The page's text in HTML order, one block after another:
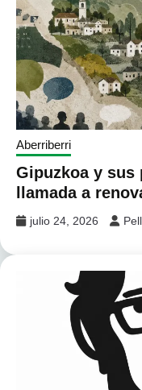
Aberriberri
Gipuzkoa y sus
llamada a
julio 24, 2026